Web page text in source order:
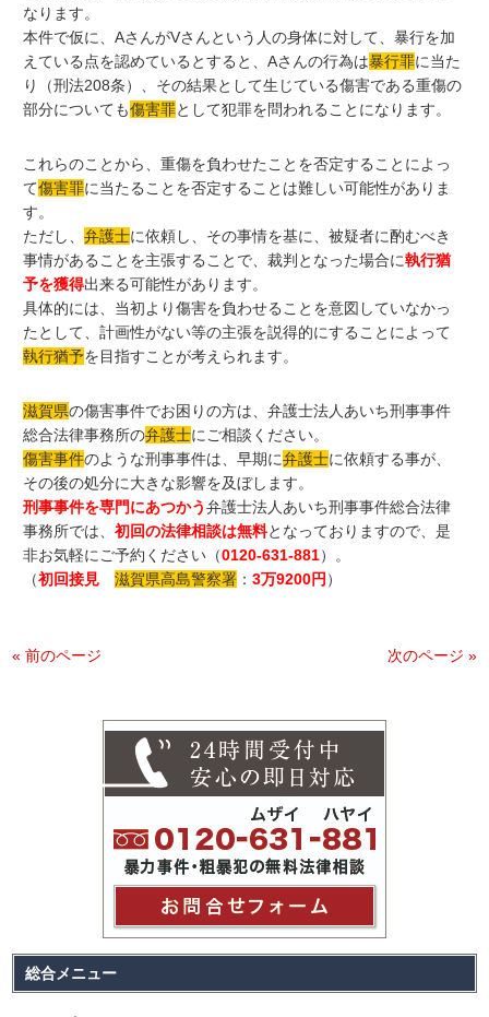
なります。
本件で仮に、AさんがVさんという人の身体に対して、暴行を加
えている点を認めているとすると、Aさんの行為は暴行罪に当た
り（刑法208条）、その結果として生じている傷害である重傷の
部分についても傷害罪として犯罪を問われることになります。
これらのことから、重傷を負わせたことを否定することによっ
て傷害罪に当たることを否定することは難しい可能性がありま
す。
ただし、弁護士に依頼し、その事情を基に、被疑者に酌むべき
事情があることを主張することで、裁判となった場合に執行猶
予を獲得出来る可能性があります。
具体的には、当初より傷害を負わせることを意図していなかっ
たとして、計画性がない等の主張を説得的にすることによって
執行猶予を目指すことが考えられます。
滋賀県の傷害事件でお困りの方は、弁護士法人あいち刑事事件
総合法律事務所の弁護士にご相談ください。
傷害事件のような刑事事件は、早期に弁護士に依頼する事が、
その後の処分に大きな影響を及ぼします。
刑事事件を専門にあつかう弁護士法人あいち刑事事件総合法律
事務所では、初回の法律相談は無料となっておりますので、是
非お気軽にご予約ください（0120-631-881）。
（初回接見 滋賀県高島警察署 ：3万9200円 ）
« 前のページ 次のページ »
総合メニュー